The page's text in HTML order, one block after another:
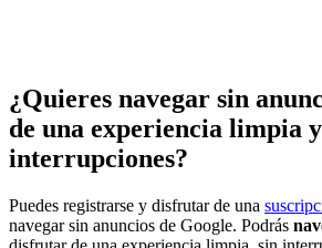
¿Quieres navegar sin
de una experiencia limpia
interrupciones?
Puedes registrarse y disfrutar de una
navegar sin anuncios de Google. Podrás